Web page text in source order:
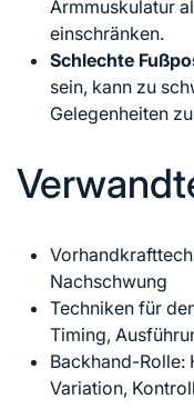
Armmuskulatur
einschränken.
Schlechte
sein, kann zu
Gelegenheiten
Nachschwung
Techniken für
Timing,
Backhand-Rolle:
Variation,